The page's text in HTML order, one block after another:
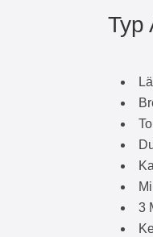
Typ
3